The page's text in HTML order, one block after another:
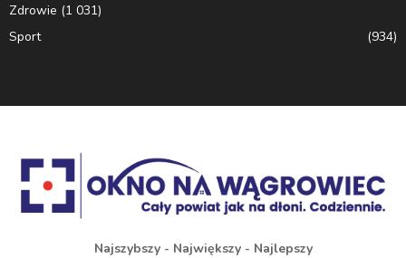
Zdrowie (1 031)
Sport
(934)
Najszybszy - Największy - Najlepszy